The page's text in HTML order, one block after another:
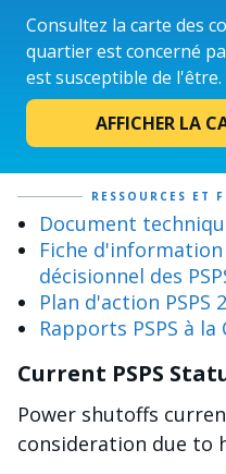
Consultez la carte des
quartier est concerné
est susceptible de l'être.
AFFICHER LA
RESSOURCES ET
Document
Fiche
décisionnel des
Plan d'action PSPS
Rapports PSPS à la
Current PSPS
Power shutoffs
consideration due to